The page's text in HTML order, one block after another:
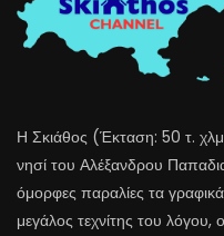
Η Σκιάθος (Έκταση: 50 τ.
νησί του Αλέξανδρου
όμορφες παραλίες τα
μεγάλος τεχνίτης του